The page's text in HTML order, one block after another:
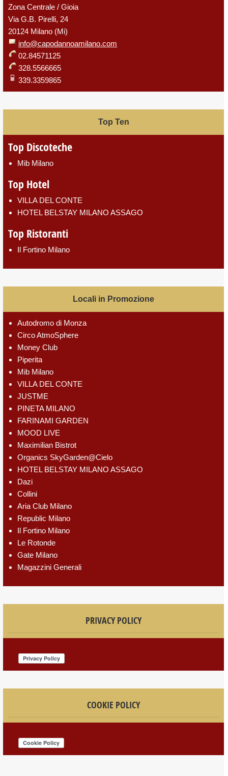
Zona Centrale / Gioia
Via G.B. Pirelli, 24
20124 Milano (Mi)
info@capodannoamilano.com
02.84571125
328.5566665
339.3359865
Top Ten
Top Discoteche
Mib Milano
Top Hotel
VILLA DEL CONTE
HOTEL BELSTAY MILANO ASSAGO
Top Ristoranti
Il Fortino Milano
Locali in Promozione
Autodromo di Monza
Circo AtmoSphere
Money Club
Piperita
Mib Milano
VILLA DEL CONTE
JUSTME
PINETA MILANO
FARINAMI GARDEN
MOOD LIVE
Maximilian Bistrot
Organics SkyGarden@Cielo
HOTEL BELSTAY MILANO ASSAGO
Dazi
Collini
Aria Club Milano
Republic Milano
Il Fortino Milano
Le Rotonde
Gate Milano
Magazzini Generali
PRIVACY POLICY
COOKIE POLICY